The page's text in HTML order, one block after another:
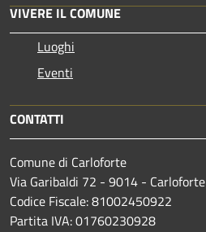
VIVERE IL COMUNE
Luoghi
Eventi
CONTATTI
Comune di Carloforte
Via Garibaldi 72 - 9014 - Carloforte
Codice Fiscale: 81002450922
Partita IVA: 01760230928